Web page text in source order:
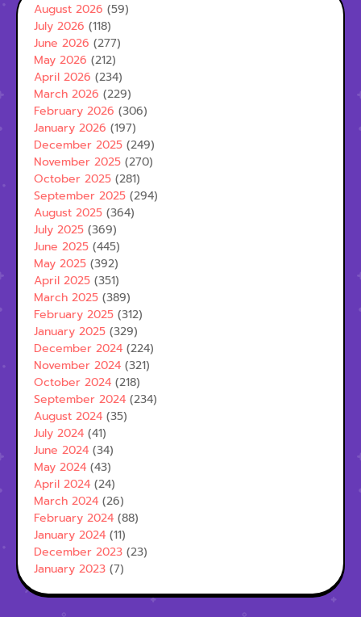
August 2026 (59)
July 2026 (118)
June 2026 (277)
May 2026 (212)
April 2026 (234)
March 2026 (229)
February 2026 (306)
January 2026 (197)
December 2025 (249)
November 2025 (270)
October 2025 (281)
September 2025 (294)
August 2025 (364)
July 2025 (369)
June 2025 (445)
May 2025 (392)
April 2025 (351)
March 2025 (389)
February 2025 (312)
January 2025 (329)
December 2024 (224)
November 2024 (321)
October 2024 (218)
September 2024 (234)
August 2024 (35)
July 2024 (41)
June 2024 (34)
May 2024 (43)
April 2024 (24)
March 2024 (26)
February 2024 (88)
January 2024 (11)
December 2023 (23)
January 2023 (7)